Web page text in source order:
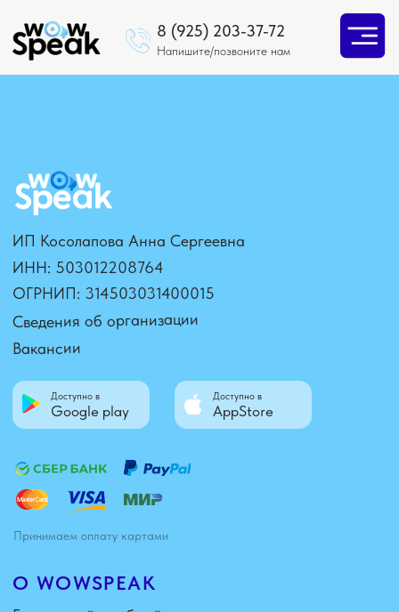
Напишите/позвоните нам
8 (925) 203-37-72
О WOWSPEAK
Реферальная программа
ИП Косолапова Анна Сергеевна
Принимаем оплату картами
Мастер-классы
Разговорные клубы
Китайский язык
Отзывы
Детям от 4 до 6 лет
Google play AppStore
Вакансии
ОГРНИП: 314503031400015
ИНН: 503012208764